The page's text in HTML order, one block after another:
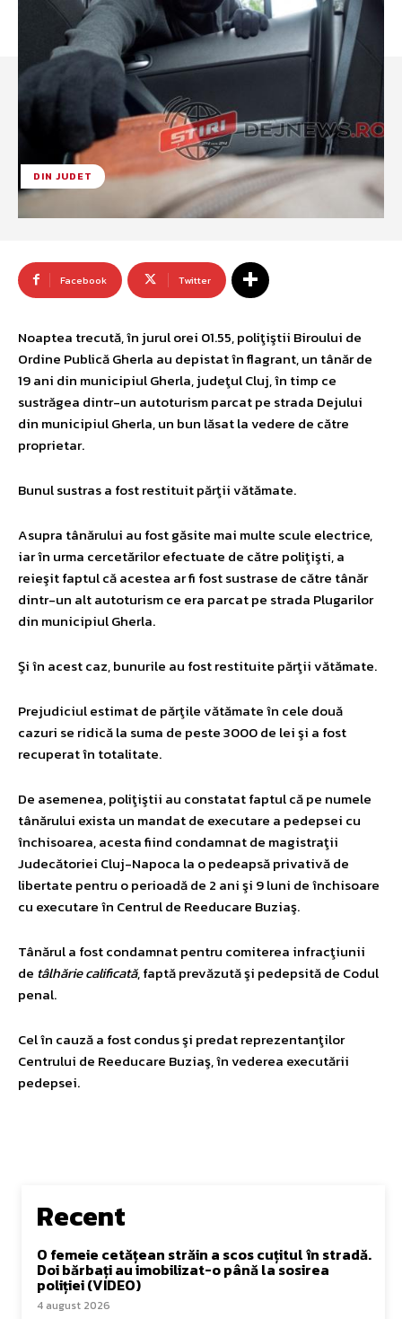
DIN JUDET
Facebook Twitter
Noaptea trecută, în jurul orei 01.55, poliţiştii Biroului de
Ordine Publică Gherla au depistat în flagrant, un tânăr de
19 ani din municipiul Gherla, judeţul Cluj, în timp ce
sustrăgea dintr-un autoturism parcat pe strada Dejului
din municipiul Gherla, un bun lăsat la vedere de către
proprietar.
Bunul sustras a fost restituit părţii vătămate.
Asupra tânărului au fost găsite mai multe scule electrice,
iar în urma cercetărilor efectuate de către poliţişti, a
reieşit faptul că acestea ar fi fost sustrase de către tânăr
dintr-un alt autoturism ce era parcat pe strada Plugarilor
din municipiul Gherla.
Şi în acest caz, bunurile au fost restituite părţii vătămate.
Prejudiciul estimat de părţile vătămate în cele două
cazuri se ridică la suma de peste 3000 de lei şi a fost
recuperat în totalitate.
De asemenea, poliţiştii au constatat faptul că pe numele
tânărului exista un mandat de executare a pedepsei cu
închisoarea, acesta fiind condamnat de magistraţii
Judecătoriei Cluj-Napoca la o pedeapsă privativă de
libertate pentru o perioadă de 2 ani şi 9 luni de închisoare
cu executare în Centrul de Reeducare Buziaş.
Tânărul a fost condamnat pentru comiterea infracţiunii
de tâlhărie calificată, faptă prevăzută şi pedepsită de Codul
penal.
Cel în cauză a fost condus şi predat reprezentanţilor
Centrului de Reeducare Buziaş, în vederea executării
pedepsei.
Recent
O femeie cetățean străin a scos cuțitul în stradă.
Doi bărbați au imobilizat-o până la sosirea
poliției (VIDEO)
4 august 2026